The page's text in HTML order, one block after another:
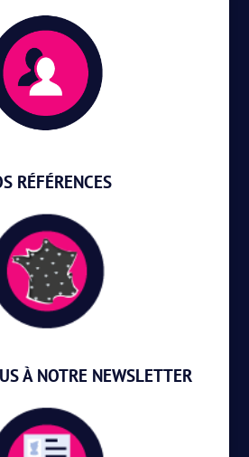
RÉFÉRENCES
À NOTRE NEWSLETTER